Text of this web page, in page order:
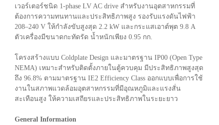
เวอร์เตอร์ชนิด 1-phase LV AC drive สำหรับงานอุตสาหกรรมที่
ต้องการความทนทานและประสิทธิภาพสูง รองรับแรงดันไฟฟ้า
208–240 V ให้กำลังขับสูงสุด 2.2 kW และกระแสเอาต์พุต 9.8 A
ตัวเครื่องมีขนาดกะทัดรัด น้ำหนักเพียง 0.95 กก.
โครงสร้างแบบ Coldplate Design และมาตรฐาน IP00 (Open Type
NEMA) เหมาะสำหรับติดตั้งภายในตู้ควบคุม มีประสิทธิภาพสูงสุด
ถึง 96.8% ตามมาตรฐาน IE2 Efficiency Class ออกแบบเพื่อการใช้
งานในสภาพแวดล้อมอุตสาหกรรมที่มีอุณหภูมิและแรงสั่น
สะเทือนสูง ให้ความเสถียรและประสิทธิภาพในระยะยาว
General Information